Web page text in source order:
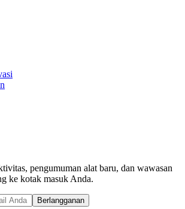
pengumuman alat baru, dan wawasan
ke kotak masuk Anda.
Berlangganan